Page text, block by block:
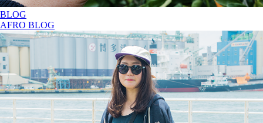
BLOG
AFRO BLOG